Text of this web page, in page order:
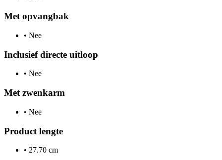
Met opvangbak
• Nee
Inclusief directe uitloop
• Nee
Met zwenkarm
• Nee
Product lengte
• 27.70 cm